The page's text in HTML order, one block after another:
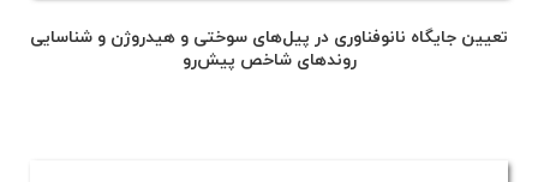
تعیین جایگاه نانوفناوری در پیل‌های سوختی و هیدروژن و شناسایی
روندهای شاخص پیش‌رو